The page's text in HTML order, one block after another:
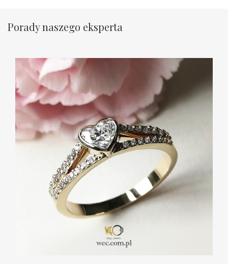
Porady naszego eksperta